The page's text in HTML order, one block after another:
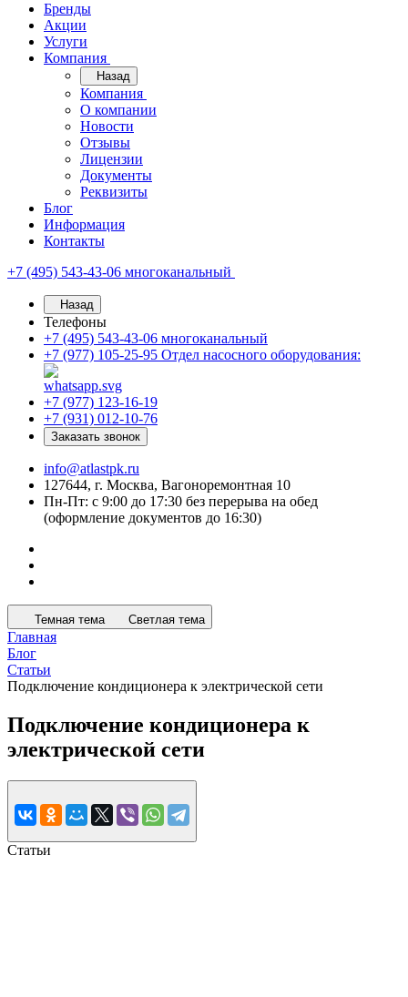
Бренды
Акции
Услуги
Компания
Назад
Компания
О компании
Новости
Отзывы
Лицензии
Документы
Реквизиты
Блог
Информация
Контакты
+7 (495) 543-43-06 многоканальный
Назад
Телефоны
+7 (495) 543-43-06 многоканальный
+7 (977) 105-25-95 Отдел насосного оборудования:
+7 (977) 123-16-19
+7 (931) 012-10-76
Заказать звонок
info@atlastpk.ru
127644, г. Москва, Вагоноремонтная 10
Пн-Пт: с 9:00 до 17:30 без перерыва на обед
(оформление документов до 16:30)
Темная тема Светлая тема
Главная
Блог
Статьи
Подключение кондиционера к электрической сети
Подключение кондиционера к
электрической сети
Статьи